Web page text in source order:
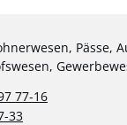
Pässe,
77-16
33